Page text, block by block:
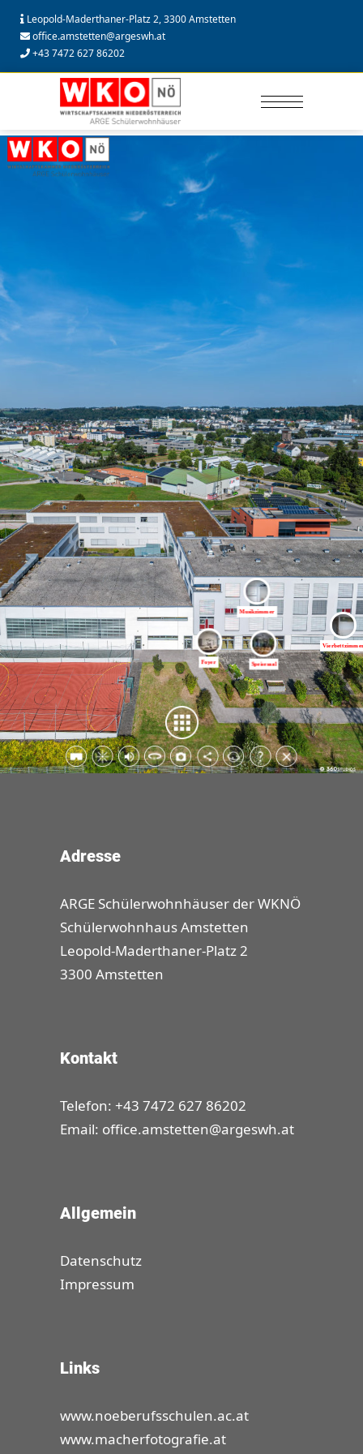
Leopold-Maderthaner-Platz 2, 3300 Amstetten
office.amstetten@argeswh.at
+43 7472 627 86202
Adresse
ARGE Schülerwohnhäuser der WKNÖ
Schülerwohnhaus Amstetten
Leopold-Maderthaner-Platz 2
3300 Amstetten
Kontakt
Telefon: +43 7472 627 86202
Email: office.amstetten@argeswh.at
Allgemein
Datenschutz
Impressum
Links
www.noeberufsschulen.ac.at
www.macherfotografie.at